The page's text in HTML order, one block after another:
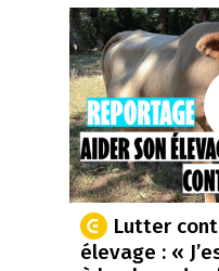
Lutter
élevage : «